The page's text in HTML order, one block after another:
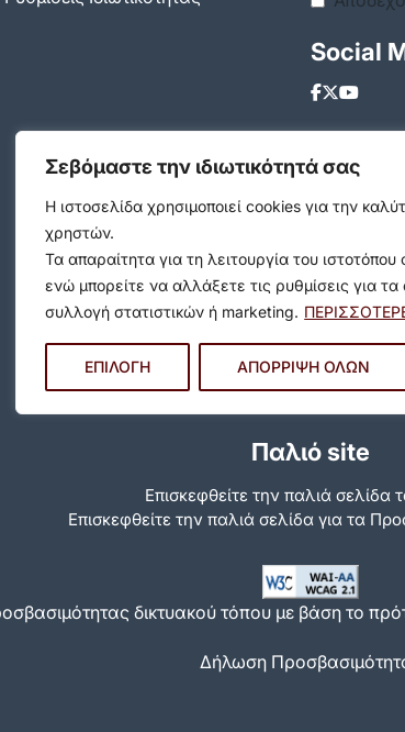
Σεβόμαστε την ιδιωτικότητά σας
Η ιστοσελίδα χρησιμοποιεί cookies για την
χρηστών.
Τα απαραίτητα για τη λειτουργία του
ενώ μπορείτε να αλλάξετε τις ρυθμίσεις για
συλλογή στατιστικών ή marketing.
ΕΠΙΛΟΓΗ ΑΠΟΡΡΙΨΗ ΟΛΩΝ
Social
Παλιό site
Επισκεφθείτε την παλιά σελίδα
Eπισκεφθείτε την παλιά σελίδα για τα
δικτυακού τόπου με βάση το
Δήλωση